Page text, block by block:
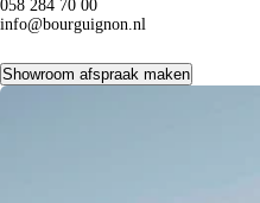
058 284 70 00
info@bourguignon.nl
Showroom afspraak maken